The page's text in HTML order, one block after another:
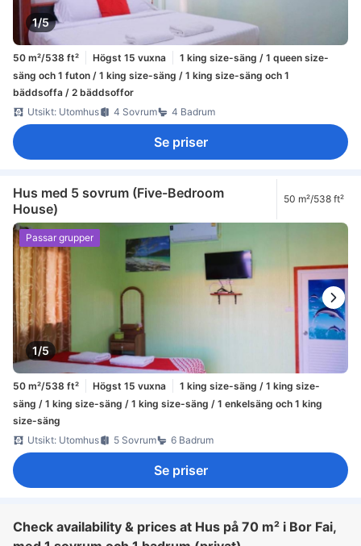
1/5
50 m²/538 ft² Högst 15 vuxna
1 king size-säng / 1 queen size-
säng och 1 futon / 1 king size-säng / 1 king size-säng och 1
bäddsoffa / 2 bäddsoffor
Utsikt: Utomhus
4 Sovrum 4 Badrum
Se priser
Hus med 5 sovrum (Five-Bedroom
House)
50 m²/538 ft²
1/5
Passar grupper
50 m²/538 ft² Högst 15 vuxna
1 king size-säng / 1 king size-
säng / 1 king size-säng / 1 king size-säng / 1 enkelsäng och 1 king
size-säng
Utsikt: Utomhus
5 Sovrum 6 Badrum
Se priser
Check availability & prices at Hus på 70 m² i Bor Fai,